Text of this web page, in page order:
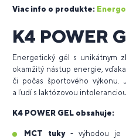
Viac info o produkte:
K4 POWER
Energetický gél s unikátnym
okamžitý nástup energie,
či počas športového výkonu.
a ľudí s laktózovou intoleranciou.
K4 POWER GEL obsahuje:
MCT tuky- výhodou je